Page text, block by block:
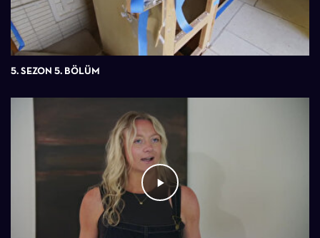
5. SEZON 5. BÖLÜM